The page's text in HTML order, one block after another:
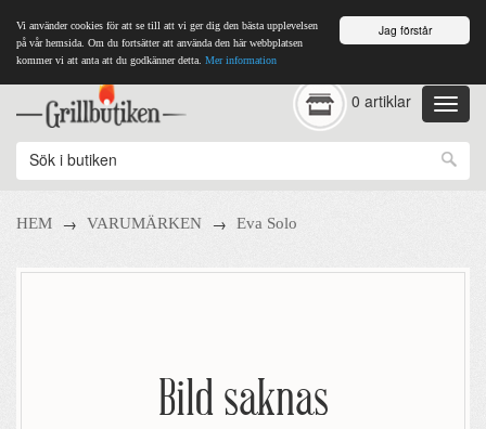
Jag förstår
Vi använder cookies för att se till att vi ger dig den bästa upplevelsen
på vår hemsida. Om du fortsätter att använda den här webbplatsen
kommer vi att anta att du godkänner detta. Mer information
0 artiklar
HEM → VARUMÄRKEN → Eva Solo
Bild saknas